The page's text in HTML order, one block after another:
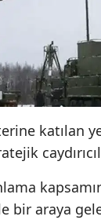
katılan
bir araya